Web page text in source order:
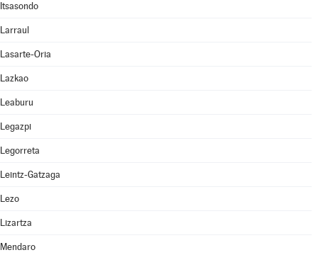
Itsasondo
Larraul
Lasarte-Oria
Lazkao
Leaburu
Legazpi
Legorreta
Leintz-Gatzaga
Lezo
Lizartza
Mendaro